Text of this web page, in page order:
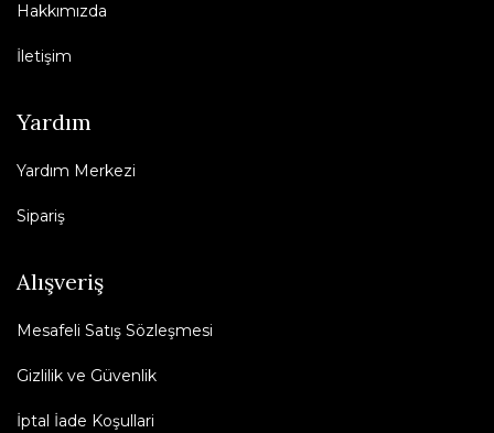
Hakkımızda
İletişim
Yardım
Yardım Merkezi
Sipariş
Alışveriş
Mesafeli Satış Sözleşmesi
Gizlilik ve Güvenlik
İptal İade Koşullari